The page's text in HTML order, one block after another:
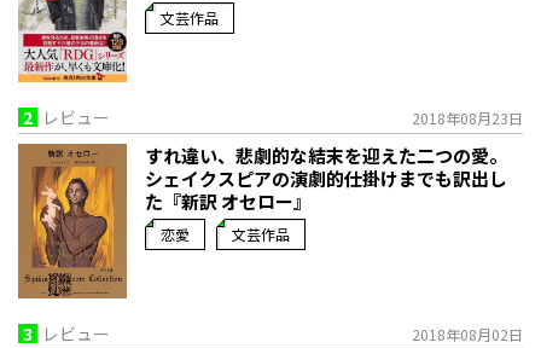
文芸作品
2 レビュー 2018年08月23日
すれ違い、悲劇的な結末を迎えた二つの愛。
シェイクスピアの演劇的仕掛けまでも訳出し
た『新訳 オセロー』
恋愛 文芸作品
3 レビュー 2018年08月02日